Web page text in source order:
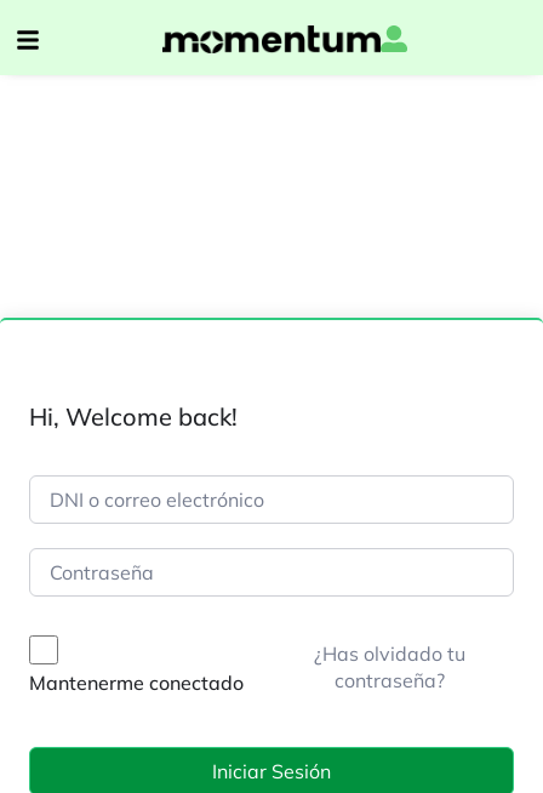
Hi, Welcome back!
Mantenerme conectado
¿Has olvidado tu
contraseña?
Iniciar Sesión